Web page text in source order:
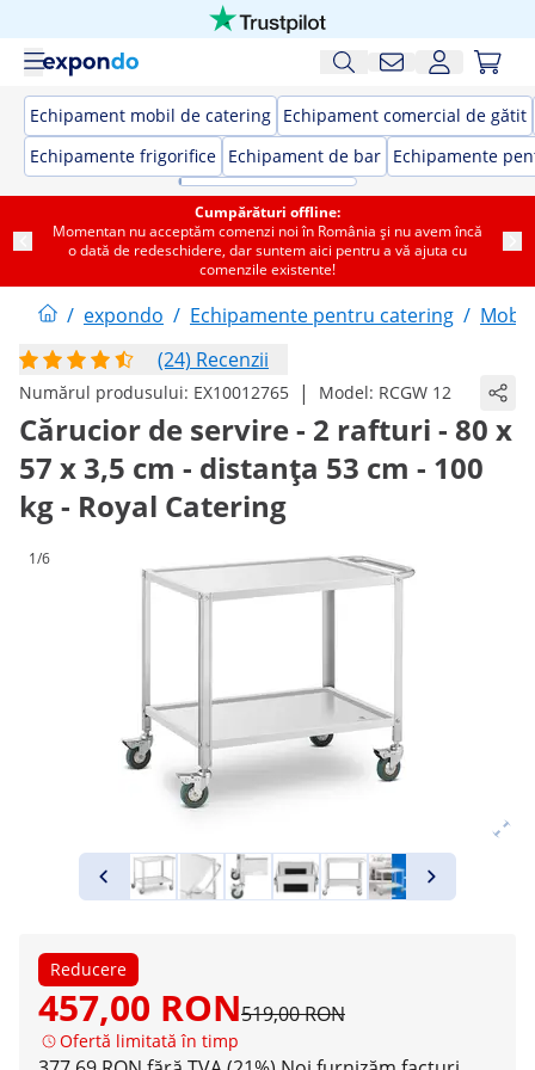
Echipament mobil de catering Echipament comercial de gătit
Echipamente frigorifice Echipament de bar Echipamente
Cumpărături offline:
Momentan nu acceptăm comenzi noi în România și nu avem încă
o dată de redeschidere, dar suntem aici pentru a vă ajuta cu
comenzile existente!
/ expondo / Echipamente pentru catering /
(24) Recenzii
Numărul produsului: EX10012765 | Model: RCGW 12
Cărucior de servire - 2 rafturi - 80 x
57 x 3,5 cm - distanța 53 cm - 100
kg - Royal Catering
1/6
Reducere
457,00 RON519,00 RON
Ofertă limitată în timp